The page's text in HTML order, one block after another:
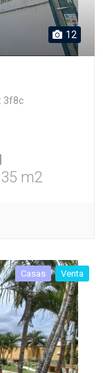
12
3f8c
m2
Casas Venta